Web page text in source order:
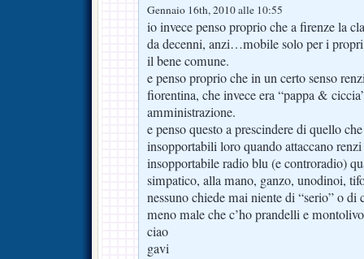
Gennaio 16th, 2010 alle 10:55
io invece penso proprio che a firenze la
da decenni, anzi…mobile solo per i
il bene comune.
e penso proprio che in un certo senso
fiorentina, che invece era “pappa &
amministrazione.
e penso questo a prescindere di quello
insopportabili loro quando attaccano
insopportabile radio blu (e controradio)
simpatico, alla mano, ganzo, unodinoi,
nessuno chiede mai niente di “serio” o di
meno male che c’ho prandelli e
ciao
gavi